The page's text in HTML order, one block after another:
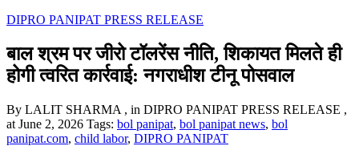
DIPRO PANIPAT PRESS RELEASE
बाल श्रम पर जीरो टॉलरेंस नीति, शिकायत मिलते ही
होगी त्वरित कार्रवाई: नगराधीश टीनू पोसवाल
By LALIT SHARMA , in DIPRO PANIPAT PRESS RELEASE ,
at June 2, 2026 Tags: bol panipat, bol panipat news, bol
panipat.com, child labor, DIPRO PANIPAT